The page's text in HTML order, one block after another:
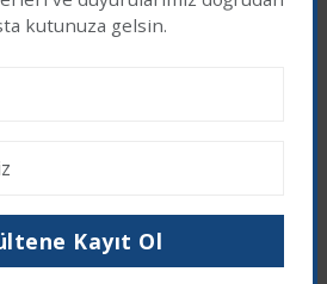
Üçüncü taraf çerezleri kabul
Reddet Kabul Et
kutunuza gelsin.
Kayıt Ol